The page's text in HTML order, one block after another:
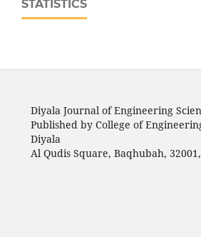
STATISTICS
Diyala Journal of Engineering
Published by College of
Diyala
Al Qudis Square, Baqhubah,